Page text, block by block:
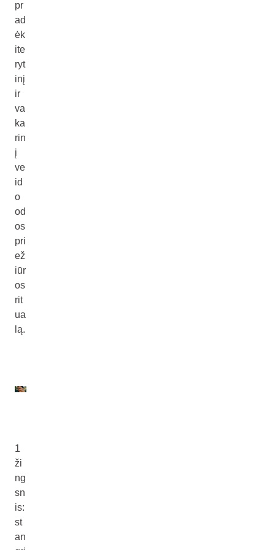
pr
ad
ėk
ite
ryt
inį
ir
va
ka
rin
į
ve
id
o
od
os
pri
ež
iūr
os
rit
ua
lą.
1
ži
ng
sn
is:
st
an